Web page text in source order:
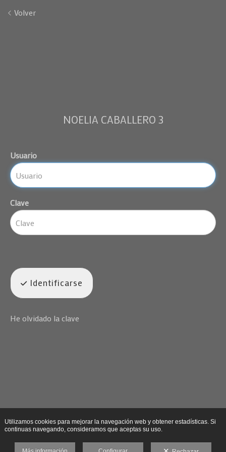
Volver
NOELIA CABALLERO 3
Usuario
Clave
Identificarse
He olvidado la clave
Utilizamos cookies para mejorar la navegación web y obtener estadísticas. Si
continuas navegando, consideramos que aceptas su uso.